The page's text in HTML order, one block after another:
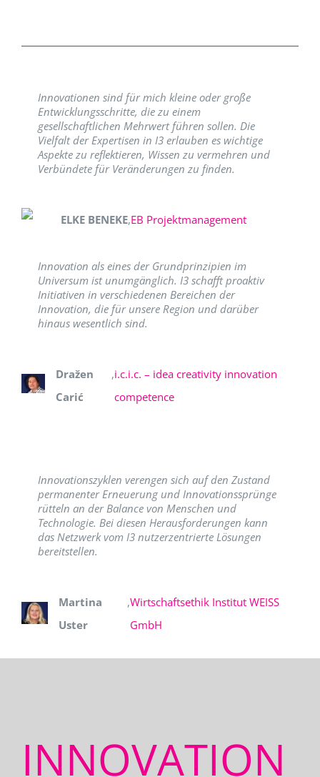
Innovationen sind für mich kleine oder große
Entwicklungsschritte, die zu einem
gesellschaftlichen Mehrwert führen sollen. Die
Vielfalt der Expertisen in I3 erlauben es wichtige
Aspekte zu reflektieren, Wissen zu vermehren und
Verbündete für Veränderungen zu finden.
ELKE BENEKE,EB Projektmanagement
Innovation als eines der Grundprinzipien im
Universum ist unumgänglich. I3 schafft proaktiv
Initiativen in verschiedenen Bereichen der
Innovation, die für unsere Region und darüber
hinaus wesentlich sind.
Dražen
Carić
,i.c.i.c. – idea creativity innovation
competence
Innovationszyklen verengen sich auf den Zustand
permanenter Erneuerung und Innovationssprünge
rütteln an der Balance von Menschen und
Technologie. Bei diesen Herausforderungen kann
das Netzwerk vom I3 nutzerzentrierte Lösungen
bereitstellen.
Martina
Uster
,Wirtschaftsethik Institut WEISS
GmbH
INNOVATION